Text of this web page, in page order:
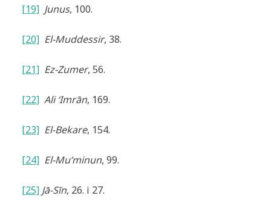
[19] Junus, 100.
[20] El-Muddessir, 38.
[21] Ez-Zumer, 56.
[22] Ali ‘Imrān, 169.
[23] El-Bekare, 154.
[24] El-Mu’minun, 99.
[25] Jā-Sīn, 26. i 27.